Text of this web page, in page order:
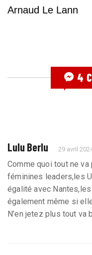
Arnaud Le Lann
4
Lulu Berlu 29 avril
Comme quoi tout ne
féminines leaders,les
égalité avec
également même si
N’en jetez plus tout va